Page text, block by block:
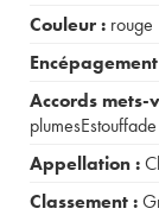
Couleur : rouge
Accords mets-
Appellation :
Classement :